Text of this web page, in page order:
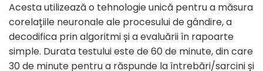
Acestautilizează o tehnologie unică pentru a măsura
corelațiile neuronale ale procesului de gândire, a
decodifica prin algoritmi și a evaluării în rapoarte
simple. Durata testului este de 60 de minute, din care
30 de minute pentru a răspunde la întrebări/sarcini și